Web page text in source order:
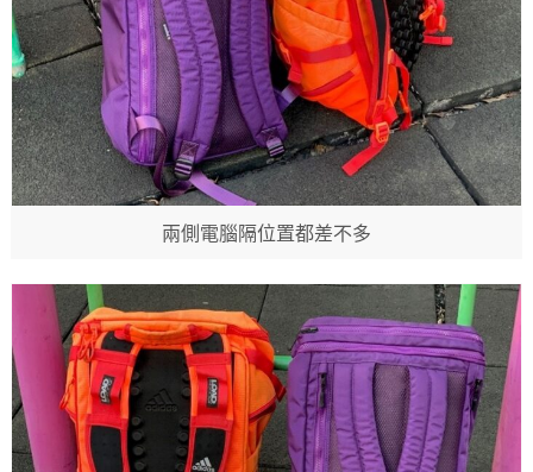
兩側電腦隔位置都差不多